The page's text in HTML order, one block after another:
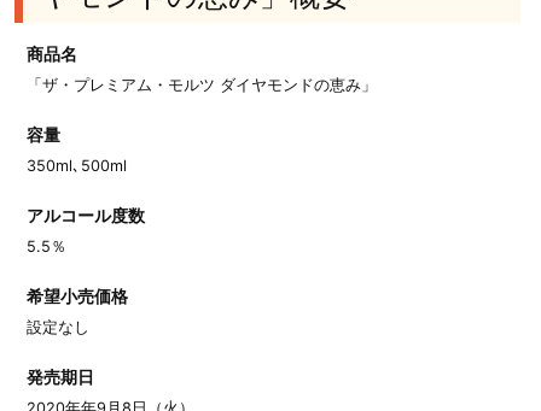
商品名
「ザ・プレミアム・モルツ ダイヤモンドの恵み」
容量
350ml､500ml
アルコール度数
5.5％
希望小売価格
設定なし
発売期日